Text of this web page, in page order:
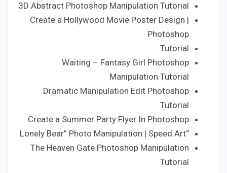
3D Abstract Photoshop Manipulation Tutorial
⠀ Create a Hollywood Movie Poster Design |
Photoshop
Tutorial
Waiting – Fantasy Girl Photoshop
Manipulation Tutorial
Dramatic Manipulation Edit Photoshop
Tutorial
Create a Summer Party Flyer In Photoshop
“Lonely Bear” Photo Manipulation | Speed Art
The Heaven Gate Photoshop Manipulation
Tutorial